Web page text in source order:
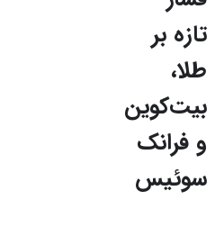
تازه بر
طلا،
بیت‌کوین
و فرانک
سوئیس